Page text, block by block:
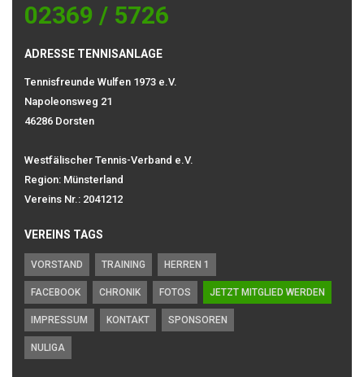
02369 / 5726
ADRESSE TENNISANLAGE
Tennisfreunde Wulfen 1973 e.V.
Napoleonsweg 21
46286 Dorsten
Westfälischer Tennis-Verband e.V.
Region: Münsterland
Vereins Nr.: 2041212
VEREINS TAGS
VORSTAND TRAINING HERREN 1
FACEBOOK CHRONIK FOTOS JETZT MITGLIED WERDEN
IMPRESSUM KONTAKT SPONSOREN
NULIGA